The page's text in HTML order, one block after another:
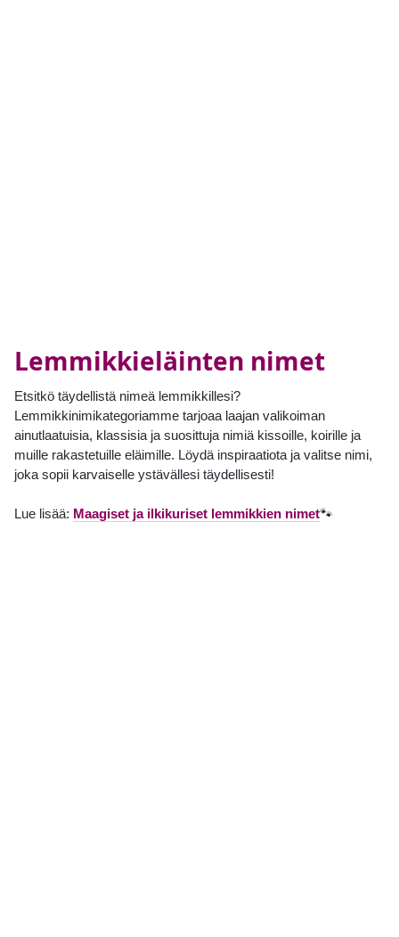
Lemmikkieläinten nimet
Etsitkö täydellistä nimeä lemmikkillesi?
Lemmikkinimikategoriamme tarjoaa laajan valikoiman
ainutlaatuisia, klassisia ja suosittuja nimiä kissoille, koirille ja
muille rakastetuille eläimille. Löydä inspiraatiota ja valitse nimi,
joka sopii karvaiselle ystävällesi täydellisesti!
Lue lisää: Maagiset ja ilkikuriset lemmikkien nimet🐾